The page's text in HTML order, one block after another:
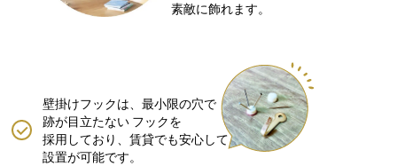
素敵に飾れます。
壁掛けフックは、最小限の穴で
跡が目立たない フックを
採用しており、賃貸でも安心して
設置が可能です。